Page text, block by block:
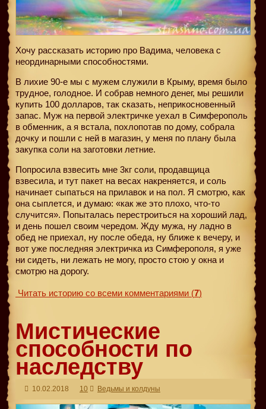
Хочу рассказать историю про Вадима, человека с
неординарными способностями.
В лихие 90-е мы с мужем служили в Крыму, время было
трудное, голодное. И собрав немного денег, мы решили
купить 100 долларов, так сказать, неприкосновенный
запас. Муж на первой электричке уехал в Симферополь
в обменник, а я встала, похлопотав по дому, собрала
дочку и пошли с ней в магазин, у меня по плану была
закупка соли на заготовки летние.
Попросила взвесить мне 3кг соли, продавщица
взвесила, и тут пакет на весах накреняется, и соль
начинает сыпаться на прилавок и на пол. Я смотрю, как
она сыплется, и думаю: «как же это плохо, что-то
случится». Попыталась перестроиться на хороший лад,
и день пошел своим чередом. Жду мужа, ну ладно в
обед не приехал, ну после обеда, ну ближе к вечеру, и
вот уже последняя электричка из Симферополя, я уже
ни сидеть, ни лежать не могу, просто стою у окна и
смотрю на дорогу.
Читать историю со всеми комментариями (7)
Мистические
способности по
наследству
10.02.2018 10 Ведьмы и колдуны